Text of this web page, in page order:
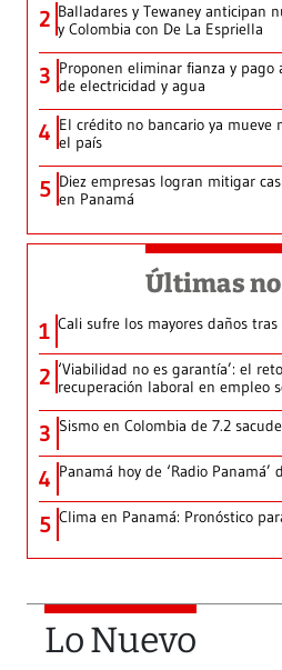
2 Balladares y Tewaney anticipan
y Colombia con De La Espriella
3 Proponen eliminar fianza y
de electricidad y agua
4 El crédito no bancario ya mueve
el país
5 Diez empresas logran mitigar
en Panamá
Últimas
1 Cali sufre los mayores daños
2 ‘Viabilidad no es garantía’: el
recuperación laboral en empleo
3 Sismo en Colombia de 7.2
4 Panamá hoy de ‘Radio
5 Clima en Panamá: Pronóstico
Lo Nuevo